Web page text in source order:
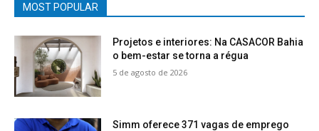
MOST POPULAR
Projetos e interiores: Na CASACOR Bahia
o bem-estar se torna a régua
5 de agosto de 2026
Simm oferece 371 vagas de emprego